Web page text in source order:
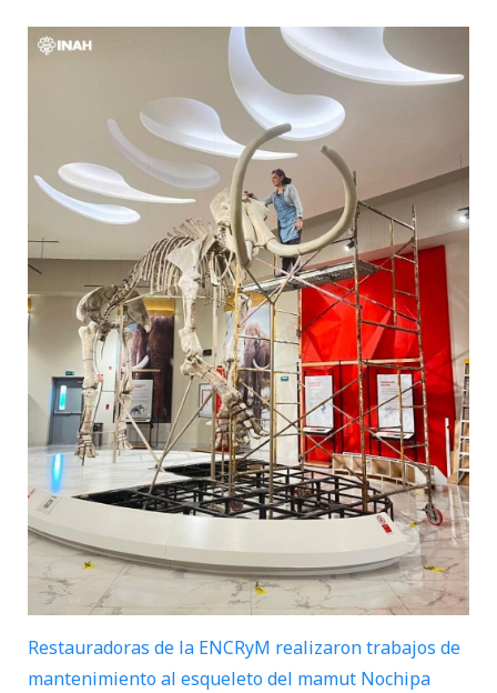
Restauradoras de la ENCRyM realizaron trabajos de
mantenimiento al esqueleto del mamut Nochipa